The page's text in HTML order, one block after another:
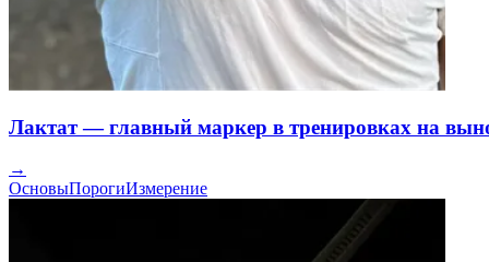
Лактат — главный маркер в тренировках на
→
ОсновыПорогиИзмерение